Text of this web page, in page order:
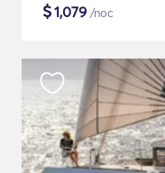
$1,079 /noc